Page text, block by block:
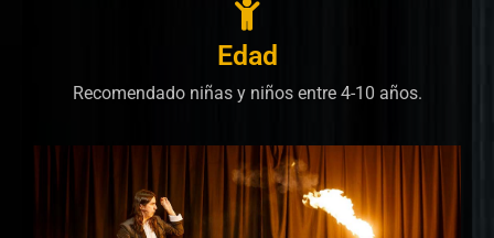
Edad
Recomendado niñas y niños entre 4-10 años.